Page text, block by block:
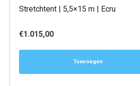
Stretchtent | 5,5×15 m | Ecru
€1.015,00
Toevoegen